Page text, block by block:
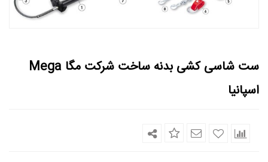
ست شاسی کشی بدنه ساخت شرکت مگا Mega
اسپانیا